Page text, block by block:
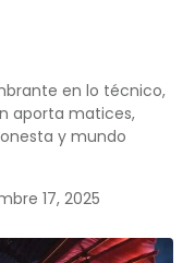
en lo técnico,
aporta matices,
y mundo
17, 2025